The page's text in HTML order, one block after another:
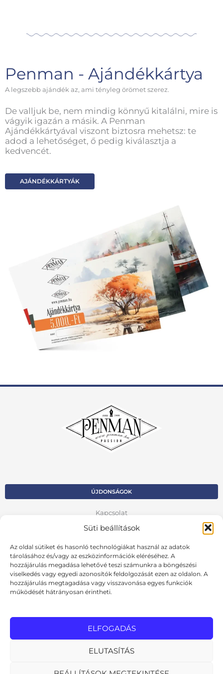
Süti beállítások
Az oldal sütiket és hasonló technológiákat használ az adatok
tárolásához és/vagy az eszközinformációk eléréséhez. A
hozzájárulás megadása lehetővé teszi számunkra a böngészési
viselkedés vagy egyedi azonosítók feldolgozását ezen az oldalon. A
hozzájárulás megtagadása vagy visszavonása egyes funkciók
működését hátrányosan érintheti.
ELFOGADÁS
ELUTASÍTÁS
Penman - Ajándékkártya
A legszebb ajándék az, ami tényleg örömet szerez.
De valljuk be, nem mindig könnyű kitalálni, mire is
vágyik igazán a másik. A Penman
Ajándékkártyával viszont biztosra mehetsz: te
adod a lehetőséget, ő pedig kiválasztja a
kedvencét.
AJÁNDÉKKÁRTYÁK
ÚJDONSÁGOK
Kapcsolat
Kosár
Fiók
Adatvédelmi szabályzat
VISSZA AZ ELŐZŐ OLDALRA
Cookie szabályzat